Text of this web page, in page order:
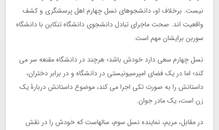
نیست. برخلاف او، دانشجوهای نسل چهارم اهل پرسشگری و کشف
واقعیت اند. صحت ماجرای تبادل دانشجوی دانشگاه تنکابن با دانشگاه
سوربن برایشان مهم است.
نسل چهارم سعی دارد خودش باشد؛ هرچند در دانشگاه مقنعه سر می
کند؛ اما در یک فضای امپرسیونیستی در دانشگاه و در برابر دختران،
داستانش را به صورت تکی اجرا می کند، موضوع داستانش دربارۀ یک
زن است، یک مادر جوان.
در مقابل، مریم، نماینده نسل سوم، سالهاست که خودش را در نقش